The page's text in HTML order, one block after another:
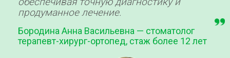
продуманное лечение.
Бородина Анна Васильевна — стоматолог
терапевт-хирург-ортопед, стаж более 12 лет